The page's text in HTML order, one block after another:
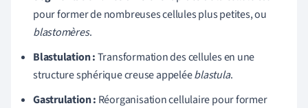
pour former de nombreuses cellules plus petites, ou
blastomères.
Blastulation :Transformation des cellules en une
structure sphérique creuse appeléeblastula.
Gastrulation : Réorganisation cellulaire pour former